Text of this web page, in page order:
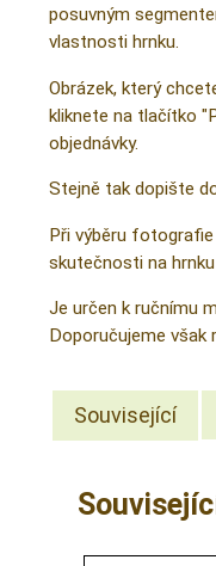
posuvným
vlastnosti hrnku.
Obrázek, který
kliknete na tlačítko
objednávky.
Stejně tak dopište
Při výběru
skutečnosti na
Je určen k ručnímu
Doporučujeme však
Související